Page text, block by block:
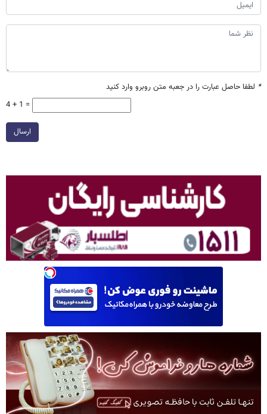
* لطفا حاصل عبارت را در جعبه متن روبرو وارد کنید
4 + 1 =
ارسال